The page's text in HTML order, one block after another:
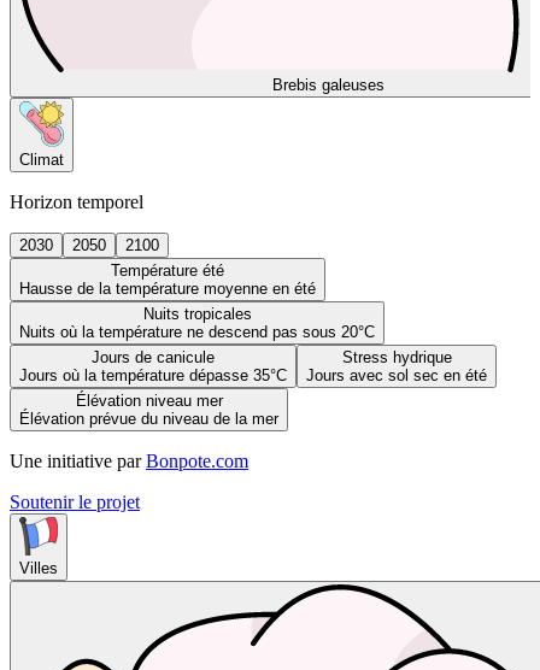
Brebis galeuses
Climat
Horizon temporel
2030 2050
2100
Température été
Hausse de la température moyenne en été
Nuits tropicales
Nuits où la température ne descend pas sous 20°C
Jours de canicule
Jours où la température dépasse 35°C
Stress hydrique
Jours avec sol sec en été
Élévation niveau mer
Élévation prévue du niveau de la mer
Une initiative par Bonpote.com
Soutenir le projet
Villes